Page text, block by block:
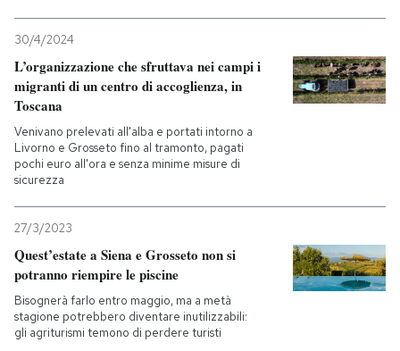
SHOP
CALENDARIO
AREA PERSONALE
Entra
30/4/2024
L’organizzazione che sfruttava nei campi i
migranti di un centro di accoglienza, in
Toscana
Venivano prelevati all'alba e portati intorno a
Livorno e Grosseto fino al tramonto, pagati
pochi euro all'ora e senza minime misure di
sicurezza
27/3/2023
Quest’estate a Siena e Grosseto non si
potranno riempire le piscine
Bisognerà farlo entro maggio, ma a metà
stagione potrebbero diventare inutilizzabili:
gli agriturismi temono di perdere turisti